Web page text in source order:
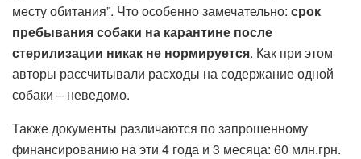
месту обитания”. Что особенно замечательно: срок
пребывания собаки на карантине после
стерилизации никак не нормируется. Как при этом
авторы рассчитывали расходы на содержание одной
собаки – неведомо.
Также документы различаются по запрошенному
финансированию на эти 4 года и 3 месяца: 60 млн.грн.